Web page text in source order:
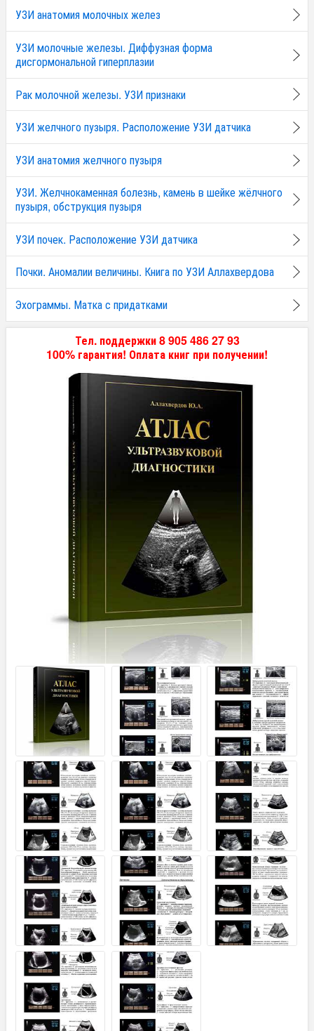
УЗИ анатомия молочных желез
УЗИ молочные железы. Диффузная форма
дисгормональной гиперплазии
Рак молочной железы. УЗИ признаки
УЗИ желчного пузыря. Расположение УЗИ датчика
УЗИ анатомия желчного пузыря
УЗИ. Желчнокаменная болезнь, камень в шейке жёлчного
пузыря, обструкция пузыря
УЗИ почек. Расположение УЗИ датчика
Почки. Аномалии величины. Книга по УЗИ Аллахвердова
Эхограммы. Матка с придатками
Тел. поддержки 8 905 486 27 93
100% гарантия! Оплата книг при получении!